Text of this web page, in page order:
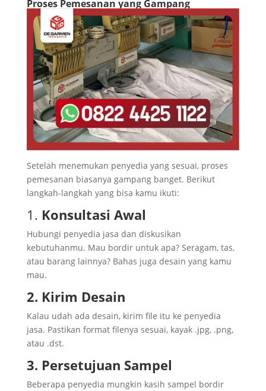
Proses Pemesanan yang Gampang
Setelah menemukan penyedia yang sesuai, proses
pemesanan biasanya gampang banget. Berikut
langkah-langkah yang bisa kamu ikuti:
1. Konsultasi Awal
Hubungi penyedia jasa dan diskusikan
kebutuhanmu. Mau bordir untuk apa? Seragam, tas,
atau barang lainnya? Bahas juga desain yang kamu
mau.
2. Kirim Desain
Kalau udah ada desain, kirim file itu ke penyedia
jasa. Pastikan format filenya sesuai, kayak .jpg, .png,
atau .dst.
3. Persetujuan Sampel
Beberapa penyedia mungkin kasih sampel bordir